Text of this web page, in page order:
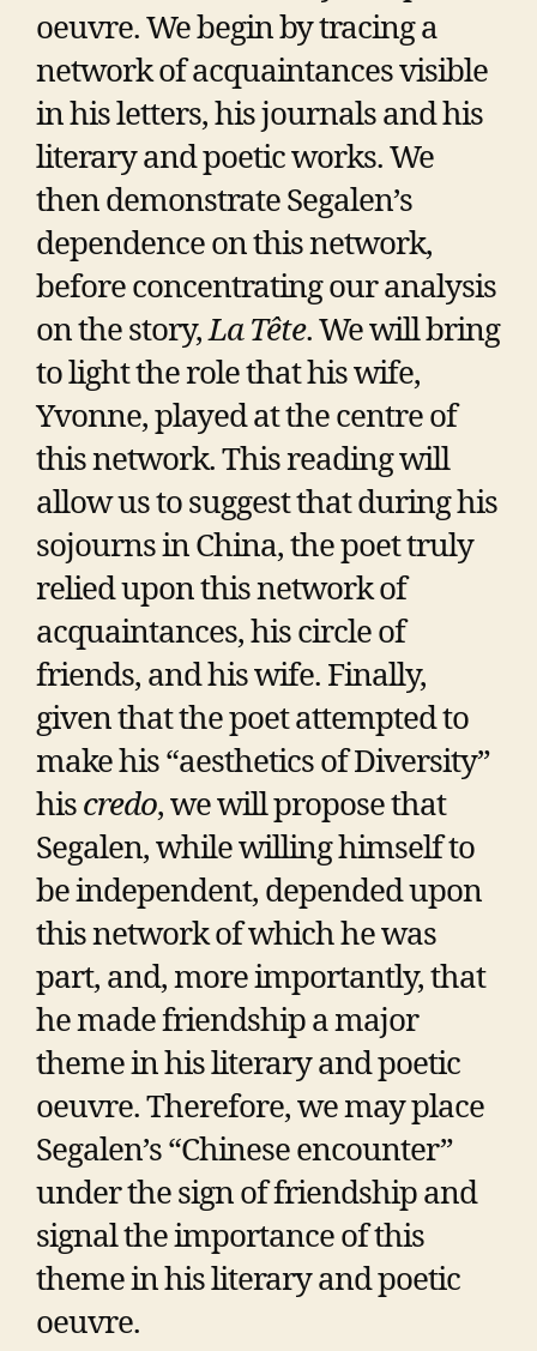
oeuvre. We begin by tracing a
network of acquaintances visible
in his letters, his journals and his
literary and poetic works. We
then demonstrate Segalen’s
dependence on this network,
before concentrating our analysis
on the story,La Tête. We will bring
to light the role that his wife,
Yvonne, played at the centre of
this network. This reading will
allow us to suggest that during his
sojourns in China, the poet truly
relied upon this network of
acquaintances, his circle of
friends, and his wife. Finally,
given that the poet attempted to
make his “aesthetics of Diversity”
hiscredo, we will propose that
Segalen, while willing himself to
be independent, depended upon
this network of which he was
part, and, more importantly, that
he made friendship a major
theme in his literary and poetic
oeuvre. Therefore, we may place
Segalen’s “Chinese encounter”
under the sign of friendship and
signal the importance of this
theme in his literary and poetic
oeuvre.